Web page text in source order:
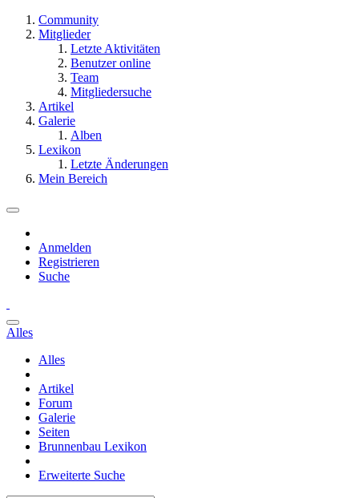
Community
Mitglieder
Letzte Aktivitäten
Benutzer online
Team
Mitgliedersuche
Artikel
Galerie
Alben
Lexikon
Letzte Änderungen
Mein Bereich
Anmelden
Registrieren
Suche
Alles
Alles
Artikel
Forum
Galerie
Seiten
Brunnenbau Lexikon
Erweiterte Suche